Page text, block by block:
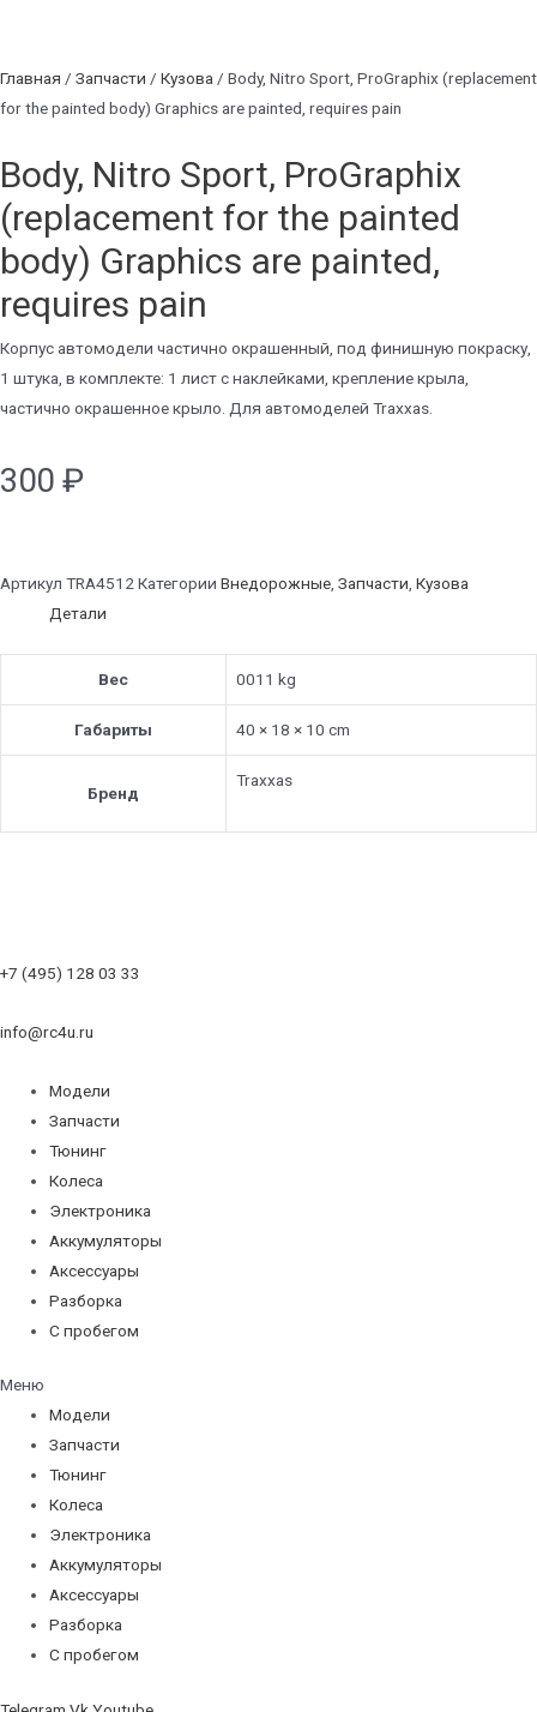
Главная / Запчасти / Кузова / Body, Nitro Sport, ProGraphix (replacement
for the painted body) Graphics are painted, requires pain
Body, Nitro Sport, ProGraphix
(replacement for the painted
body) Graphics are painted,
requires pain
Корпус автомодели частично окрашенный, под финишную покраску,
1 штука, в комплекте: 1 лист с наклейками, крепление крыла,
частично окрашенное крыло. Для автомоделей Traxxas.
300 ₽
Артикул TRA4512Категории Внедорожные, Запчасти, Кузова
Детали
Вес 0011 kg
Габариты 40 × 18 × 10 cm
Бренд
Traxxas
+7 (495) 128 03 33
info@rc4u.ru
Модели
Запчасти
Тюнинг
Колеса
Электроника
Аккумуляторы
Аксессуары
Разборка
С пробегом
Меню
Модели
Запчасти
Тюнинг
Колеса
Электроника
Аккумуляторы
Аксессуары
Разборка
С пробегом